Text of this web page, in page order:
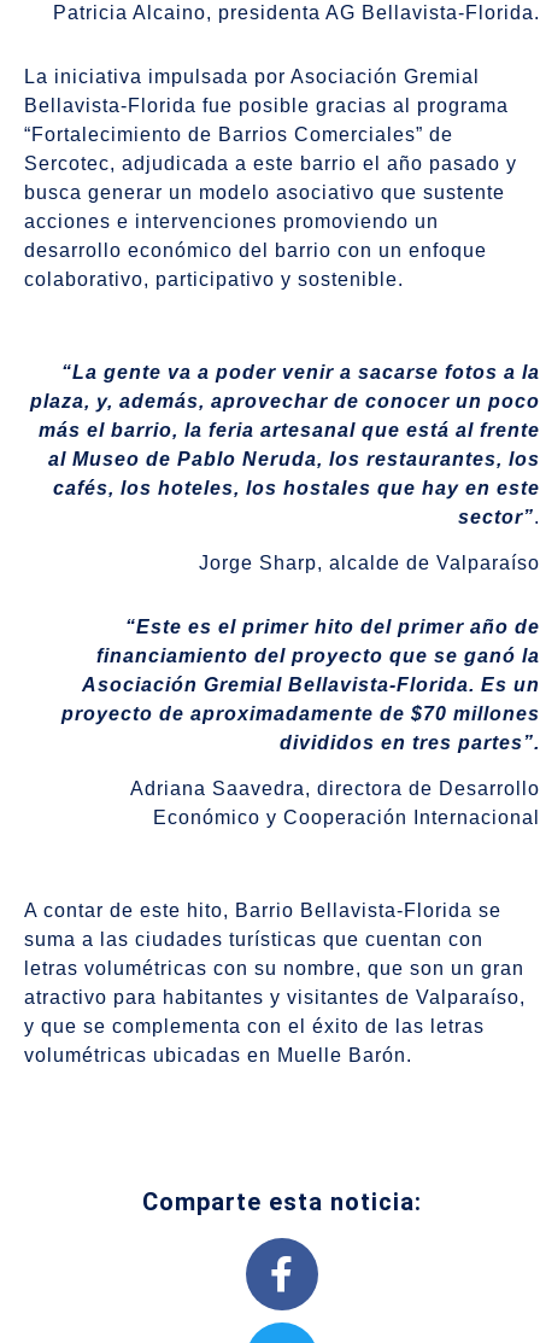
Patricia Alcaino, presidenta AG Bellavista-Florida.
La iniciativa impulsada por Asociación Gremial
Bellavista-Florida fue posible gracias al programa
“Fortalecimiento de Barrios Comerciales” de
Sercotec, adjudicada a este barrio el año pasado y
busca generar un modelo asociativo que sustente
acciones e intervenciones promoviendo un
desarrollo económico del barrio con un enfoque
colaborativo, participativo y sostenible.
“La gente va a poder venir a sacarse fotos a la
plaza, y, además, aprovechar de conocer un poco
más el barrio, la feria artesanal que está al frente
al Museo de Pablo Neruda, los restaurantes, los
cafés, los hoteles, los hostales que hay en este
sector”.
Jorge Sharp, alcalde de Valparaíso
“Este es el primer hito del primer año de
financiamiento del proyecto que se ganó la
Asociación Gremial Bellavista-Florida. Es un
proyecto de aproximadamente de $70 millones
divididos en tres partes”.
Adriana Saavedra, directora de Desarrollo
Económico y Cooperación Internacional
A contar de este hito, Barrio Bellavista-Florida se
suma a las ciudades turísticas que cuentan con
letras volumétricas con su nombre, que son un gran
atractivo para habitantes y visitantes de Valparaíso,
y que se complementa con el éxito de las letras
volumétricas ubicadas en Muelle Barón.
Comparte esta noticia: